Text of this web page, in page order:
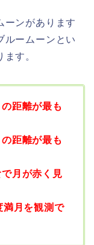
ーンがあります
ルームーンとい
す。
距離が最も
距離が最も
月が赤く見
満月を観測で